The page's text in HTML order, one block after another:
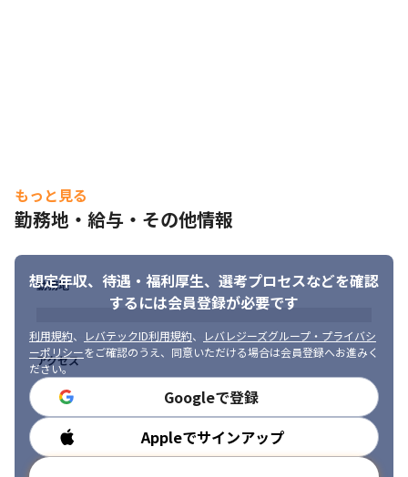
・放送局向け機器のファームウエア開発
・業務用カメラ及びカムコーダのファームウエア開発
▽オートモーティブユニット
・自動運転/先進運転支援システムのソフトウエア開発
・自動走行システム向け技術要素（認知/判断/操作/通信）
のファームウエア開発・評価
・産業機器向けハードウエア開発
▽エンベデッドユニット
・公共通信システムのファームウエア開発
・鉄道向けシステムのハードウエアおよびファームウエア
開発
・医療、産業用機器のハードウエアおよびファームウエア
開発
・工作機械のファームウエア開発
もっと見る
勤務地・給与・その他情報
想定年収、待遇・福利厚生、 選考プロセスなどを確認
するには会員登録が必要です
利用規約、 レバテックID利用規約、
レバレジーズグループ・プライバシ
ーポリシーをご確認のうえ、同意いただける場合は会員登録へお進みく
ださい。
Googleで登録
Appleでサインアップ
勤務地
アクセス
勤務時間